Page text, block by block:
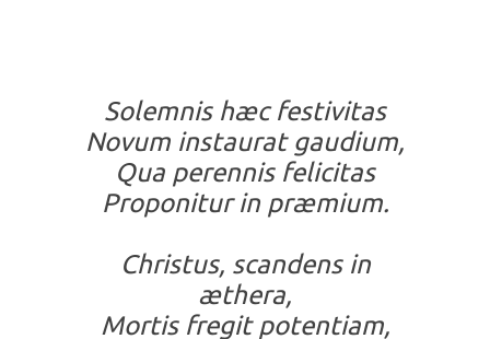
Solemnis hæc festivitas
Novum instaurat gaudium,
Qua perennis felicitas
Proponitur in præmium.
Christus, scandens in
æthera,
Mortis fregit potentiam,